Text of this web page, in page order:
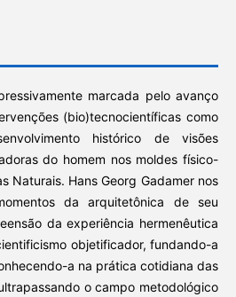
marcada pelo avanço
(bio)tecnocientíficas como
histórico de visões
do homem nos moldes físico-
Naturais. Hans Georg Gadamer nos
da arquitetônica de seu
da experiência hermenêutica
objetificador, fundando-a
a na prática cotidiana das
o campo metodológico